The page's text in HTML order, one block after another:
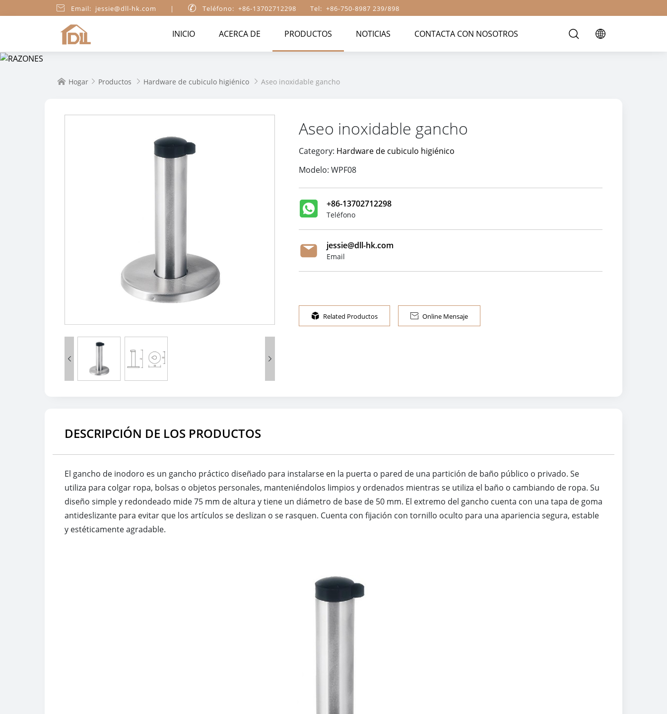
 Email: jessie@dll-hk.com |  Teléfono: +86-13702712298 Tel: +86-750-8987 239/898
INICIO ACERCA DE PRODUCTOS NOTICIAS CONTACTA CON NOSOTROS
 Hogar  Productos  Hardware de cubiculo higiénico  Aseo inoxidable gancho
 
Aseo inoxidable gancho
Category: Hardware de cubiculo higiénico
Modelo: WPF08
+86-13702712298
Teléfono
jessie@dll-hk.com
Email
 Related Productos  Online Mensaje
DESCRIPCIÓN DE LOS PRODUCTOS
El gancho de inodoro es un gancho práctico diseñado para instalarse en la puerta o pared de una partición de baño público o privado. Se
utiliza para colgar ropa, bolsas o objetos personales, manteniéndolos limpios y ordenados mientras se utiliza el baño o cambiando de ropa. Su
diseño simple y redondeado mide 75 mm de altura y tiene un diámetro de base de 50 mm. El extremo del gancho cuenta con una tapa de goma
antideslizante para evitar que los artículos se deslizan o se rasquen. Cuenta con fijación con tornillo oculto para una apariencia segura, estable
y estéticamente agradable.